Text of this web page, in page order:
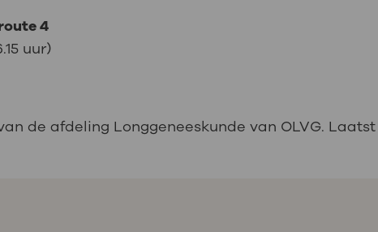
4
uur)
de afdeling Longgeneeskunde van OLVG.